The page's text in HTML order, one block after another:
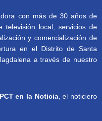
con más de 30 años de
televisión local, servicios de
y comercialización de
en el Distrito de Santa
a través de nuestro
PCT en la Noticia, el noticiero